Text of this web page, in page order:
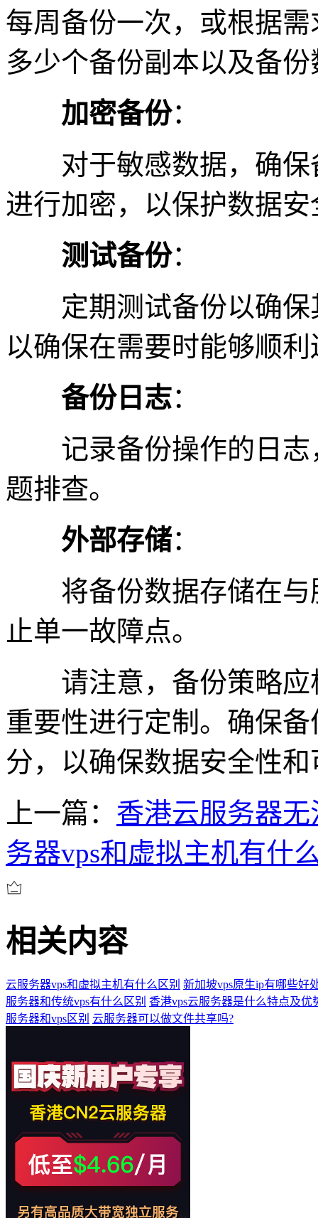
每周备份一次，或根据
多少个备份副本以及备
加密备份：
对于敏感数据，确保
进行加密，以保护数据安
测试备份：
定期测试备份以确保
以确保在需要时能够顺
备份日志：
记录备份操作的日志
题排查。
外部存储：
将备份数据存储在与
止单一故障点。
请注意，备份策略应
重要性进行定制。确保
分，以确保数据安全性
上一篇： 香港云服务器
务器vps和虚拟主机有什
相关内容
云服务器vps和虚拟主机有什么区别 新加坡vps原生ip有哪些好
服务器和传统vps有什么区别 香港vps云服务器是什么特点及优
服务器和vps区别 云服务器可以做文件共享吗?